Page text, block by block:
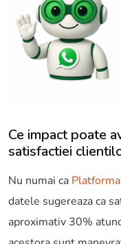
Ce impact poate
satisfactiei
Nu numai ca
datele sugereaza ca
aproximativ 30%